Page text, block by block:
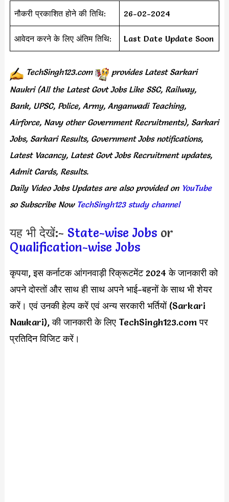
नौकरी प्रकाशित होने की तिथि: 26-02-2024
आवेदन करने के लिए अंतिम तिथि: Last Date Update Soon
TechSingh123.com provides Latest Sarkari
Naukri (All the Latest Govt Jobs Like SSC, Railway,
Bank, UPSC, Police, Army, Anganwadi Teaching,
Airforce, Navy other Government Recruitments), Sarkari
Jobs, Sarkari Results, Government Jobs notifications,
Latest Vacancy, Latest Govt Jobs Recruitment updates,
Admit Cards, Results.
Daily Video Jobs Updates are also provided onYouTube
so Subscribe Now TechSingh123 study channel
यह भी देखें:- State-wise Jobs or
Qualification-wise Jobs
कृपया, इस कर्नाटक आंगनवाड़ी रिक्रूटमेंट 2024 के जानकारी को
अपने दोस्तों और साथ ही साथ अपने भाई-बहनों के साथ भी शेयर
करें। एवं उनकी हेल्प करें एवं अन्य सरकारी भर्तियों (Sarkari
Naukari), की जानकारी के लिए TechSingh123.com पर
प्रतिदिन विजिट करें।